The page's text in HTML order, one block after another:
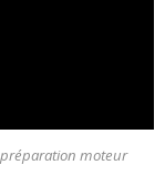
moteur